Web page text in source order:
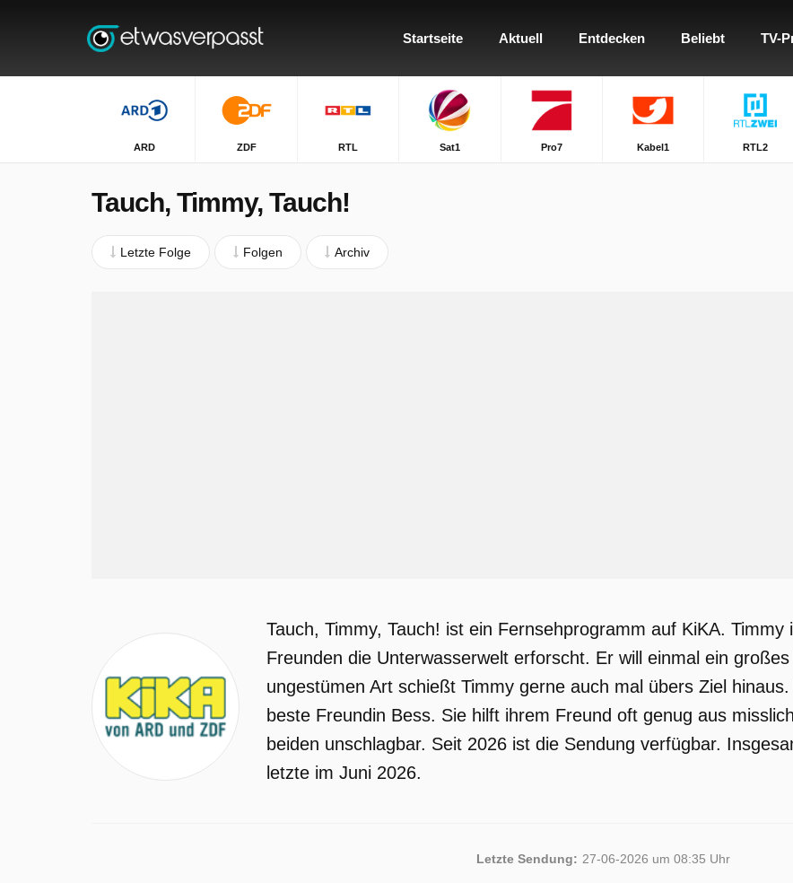
Startseite Aktuell Entdecken Beliebt TV-
ARD ZDF RTL Sat1 Pro7 Kabel1 RTL2
Tauch, Timmy, Tauch!
Letzte Folge Folgen Archiv
Tauch, Timmy, Tauch! ist ein Fernsehprogramm auf KiKA.
Freunden die Unterwasserwelt erforscht. Er will einmal ein
ungestümen Art schießt Timmy gerne auch mal übers Ziel
beste Freundin Bess. Sie hilft ihrem Freund oft genug aus
beiden unschlagbar. Seit 2026 ist die Sendung verfügbar.
letzte im Juni 2026.
Letzte Sendung: 27-06-2026 um 08:35 Uhr